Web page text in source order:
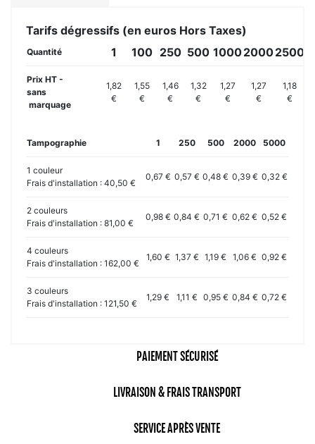
Tarifs dégressifs (en euros Hors Taxes)
Quantité 1 100 250 500 100020002500
Prix HT -
sans
marquage
1,82
€
1,55
€
1,46
€
1,32
€
1,27
€
1,27
€
1,18
€
Tampographie 1 250 500 2000 5000
1 couleur
Frais d'installation : 40,50 €
0,67 € 0,57 € 0,48 € 0,39 € 0,32 €
2 couleurs
Frais d'installation : 81,00 €
0,98 € 0,84 € 0,71 € 0,62 € 0,52 €
4 couleurs
Frais d'installation : 162,00 €
1,60 € 1,37 € 1,19 € 1,06 € 0,92 €
3 couleurs
Frais d'installation : 121,50 €
1,29 € 1,11 € 0,95 € 0,84 € 0,72 €
PAIEMENT SÉCURISÉ
LIVRAISON & FRAIS TRANSPORT
SERVICE APRÈS VENTE